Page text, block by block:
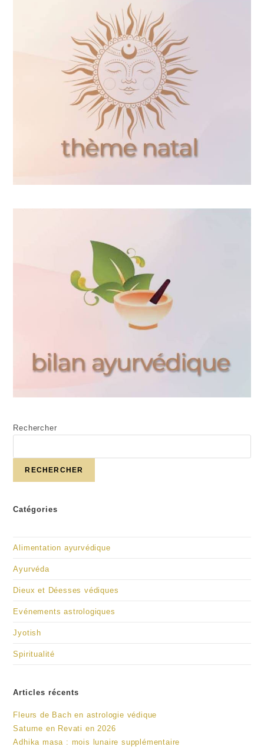
Rechercher
RECHERCHER
Catégories
Alimentation ayurvédique
Ayurvéda
Dieux et Déesses védiques
Evénements astrologiques
Jyotish
Spiritualité
Articles récents
Fleurs de Bach en astrologie védique
Saturne en Revati en 2026
Adhika masa : mois lunaire supplémentaire